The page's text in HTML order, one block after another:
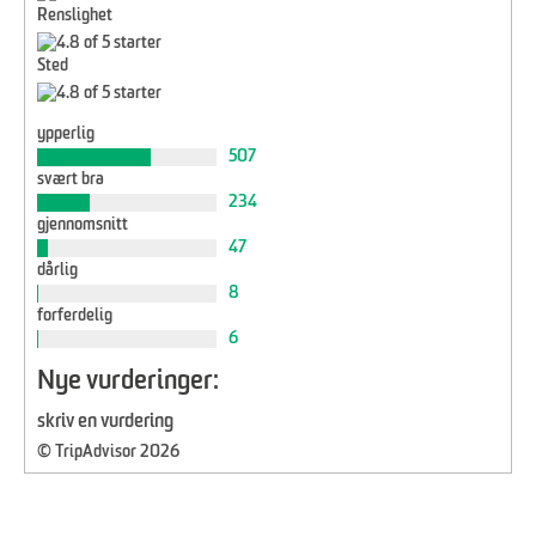
Renslighet
Sted
ypperlig
507
svært bra
234
gjennomsnitt
47
dårlig
8
forferdelig
6
Nye vurderinger:
skriv en vurdering
© TripAdvisor 2026